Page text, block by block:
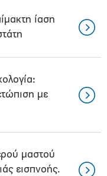
ίαση
με
μαστού
εισπνοής.